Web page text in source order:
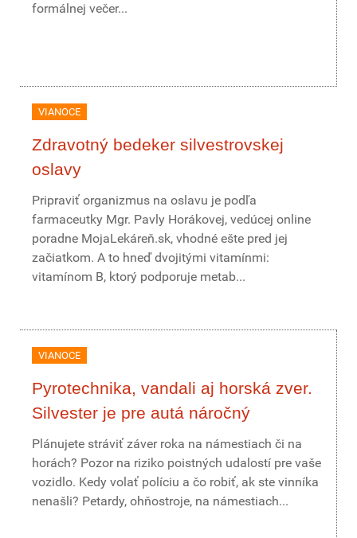
formálnej večer...
VIANOCE
Zdravotný bedeker silvestrovskej
oslavy
Pripraviť organizmus na oslavu je podľa
farmaceutky Mgr. Pavly Horákovej, vedúcej online
poradne MojaLekáreň.sk, vhodné ešte pred jej
začiatkom. A to hneď dvojitými vitamínmi:
vitamínom B, ktorý podporuje metab...
VIANOCE
Pyrotechnika, vandali aj horská zver.
Silvester je pre autá náročný
Plánujete stráviť záver roka na námestiach či na
horách? Pozor na riziko poistných udalostí pre vaše
vozidlo. Kedy volať políciu a čo robiť, ak ste vinníka
nenašli? Petardy, ohňostroje, na námestiach...